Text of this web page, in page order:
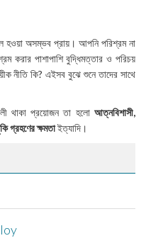
হওয়া অসম্ভব প্রায়। আপনি পরিশ্রম না
করার পাশাপাশি বুদ্ধিমত্তার ও পরিচয়
নীতি কি? এইসব বুঝে শুনে তাদের সাথে
থাকা প্রয়োজন তা হলো আত্নবিশাসী,
গ্রহণের ক্ষমতাইত্যাদি।